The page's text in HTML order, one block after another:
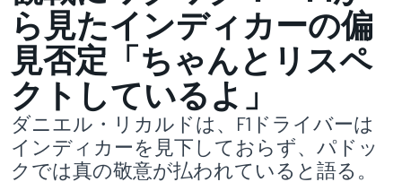
ら見たインディカーの偏
見否定「ちゃんとリスペ
クトしているよ」
ダニエル・リカルドは、F1ドライバーは
インディカーを見下しておらず、パドッ
クでは真の敬意が払われていると語る。